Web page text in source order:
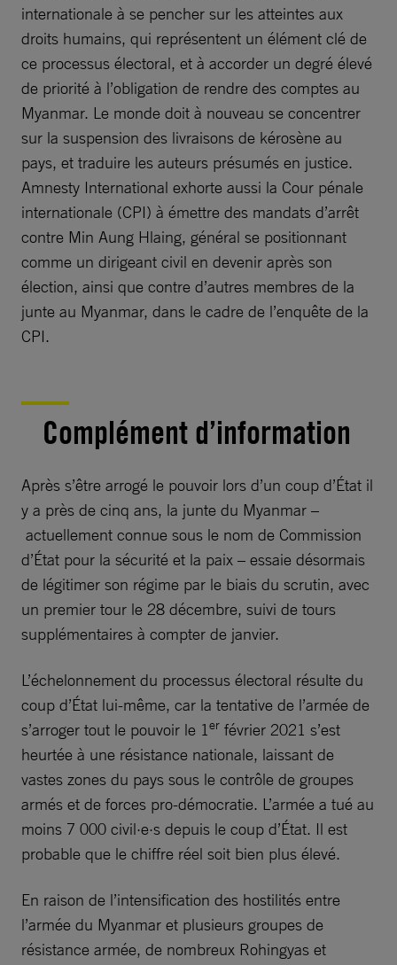
internationale à se pencher sur les atteintes aux
droits humains, qui représentent un élément clé de
ce processus électoral, et à accorder un degré élevé
de priorité à l’obligation de rendre des comptes au
Myanmar. Le monde doit à nouveau se concentrer
sur la suspension des livraisons de kérosène au
pays, et traduire les auteurs présumés en justice.
Amnesty International exhorte aussi la Cour pénale
internationale (CPI) à émettre des mandats d’arrêt
contre Min Aung Hlaing, général se positionnant
comme un dirigeant civil en devenir après son
élection, ainsi que contre d’autres membres de la
junte au Myanmar, dans le cadre de l’enquête de la
CPI.
Complément d’information
Après s’être arrogé le pouvoir lors d’un coup d’État il
y a près de cinq ans, la junte du Myanmar –
actuellement connue sous le nom de Commission
d’État pour la sécurité et la paix – essaie désormais
de légitimer son régime par le biais du scrutin, avec
un premier tour le 28 décembre, suivi de tours
supplémentaires à compter de janvier.
L’échelonnement du processus électoral résulte du
coup d’État lui-même, car la tentative de l’armée de
s’arroger tout le pouvoir le 1 er février 2021 s’est
heurtée à une résistance nationale, laissant de
vastes zones du pays sous le contrôle de groupes
armés et de forces pro-démocratie. L’armée a tué au
moins 7 000 civil·e·s depuis le coup d’État. Il est
probable que le chiffre réel soit bien plus élevé.
En raison de l’intensification des hostilités entre
l’armée du Myanmar et plusieurs groupes de
résistance armée, de nombreux Rohingyas et